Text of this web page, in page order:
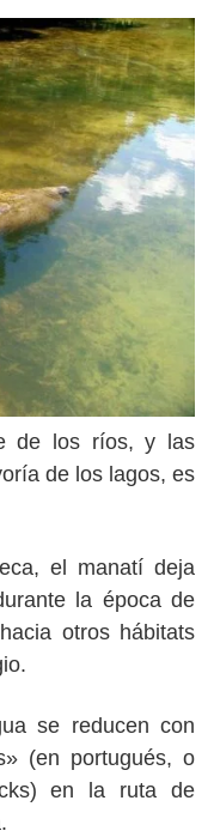
de los ríos, y las
de los lagos, es
el manatí deja
la época de
otros hábitats
se reducen con
(en portugués, o
en la ruta de